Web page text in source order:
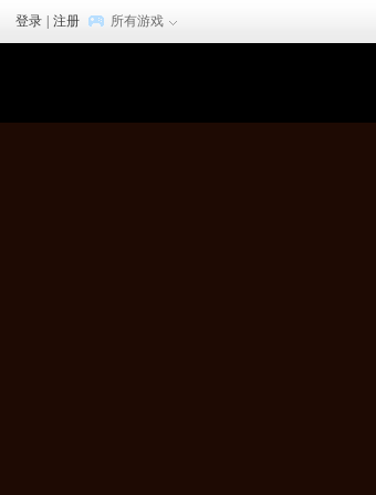
登录 注册 所有游戏